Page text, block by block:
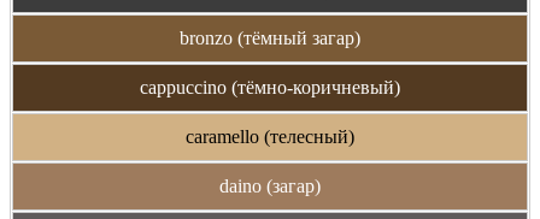
bronzo (тёмный загар)
cappuccino (тёмно-коричневый)
caramello (телесный)
daino (загар)